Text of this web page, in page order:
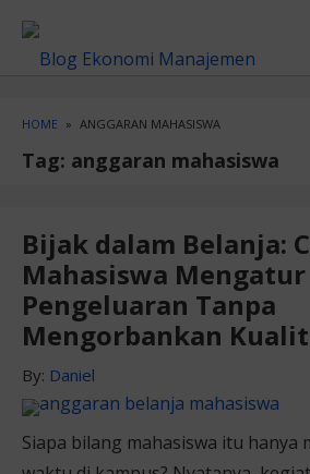
content
HOME » ANGGARAN MAHASISWA
Tag: anggaran mahasiswa
Bijak dalam Belanja:
Mahasiswa Mengatur
Pengeluaran Tanpa
Mengorbankan
By: Daniel
Siapa bilang mahasiswa itu hanya